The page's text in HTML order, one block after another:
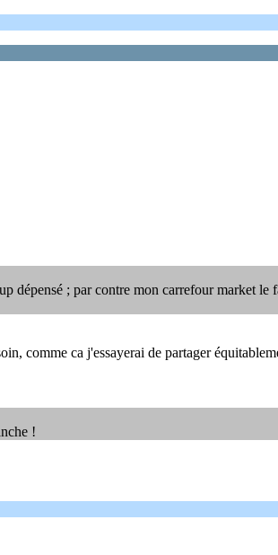
; par contre mon carrefour market le
comme ca j'essayerai de partager
!